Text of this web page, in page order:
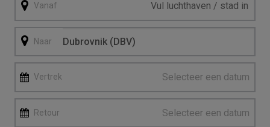
Vanaf
Naar
Vertrek Selecteer een datum
Retour Selecteer een datum